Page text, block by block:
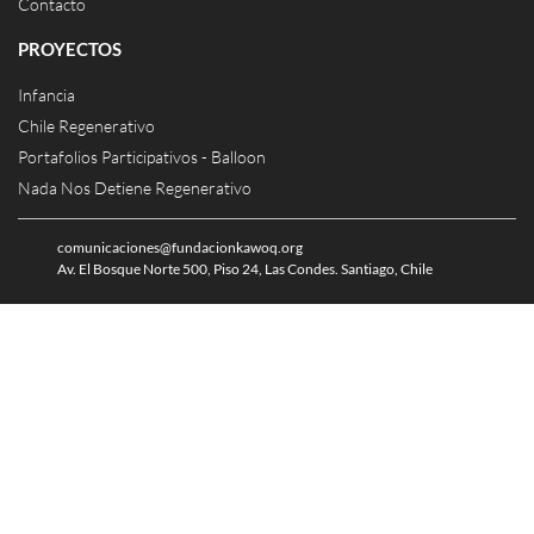
Contacto
PROYECTOS
Infancia
Chile Regenerativo
Portafolios Participativos - Balloon
Nada Nos Detiene Regenerativo
comunicaciones@fundacionkawoq.org
Av. El Bosque Norte 500, Piso 24, Las Condes. Santiago, Chile